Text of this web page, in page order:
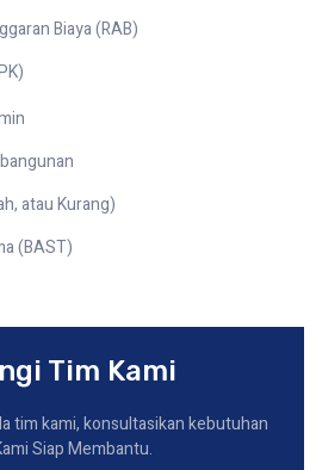
Biaya (RAB)
atau Kurang)
(BAST)
Tim Kami
tim kami, konsultasikan kebutuhan
Siap Membantu.